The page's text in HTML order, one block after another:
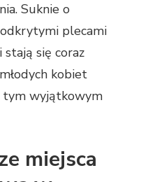
Suknie o
odkrytymi plecami
się coraz
kobiet
tym wyjątkowym
miejsca